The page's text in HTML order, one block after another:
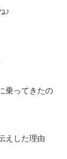
♪
乗ってきたの
えした理由